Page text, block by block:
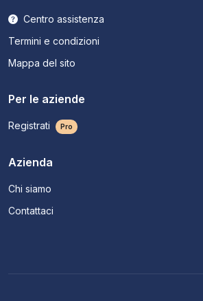
Centro assistenza
Termini e condizioni
Mappa del sito
Per le aziende
Registrati Pro
Azienda
Chi siamo
Contattaci